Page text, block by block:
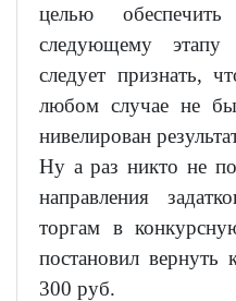
целью
следующему
следует признать,
любом случае не
нивелирован
Ну а раз никто не
направления
торгам в
постановил
300 руб.